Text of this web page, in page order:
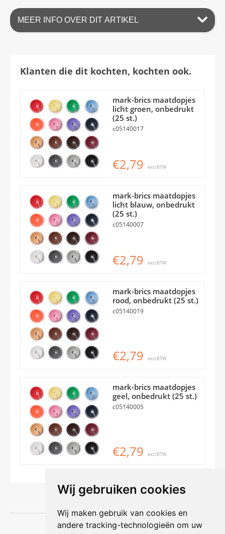
Wij gebruiken cookies
Wij maken gebruik van cookies en
andere tracking-technologieën om uw
MEER INFO OVER DIT ARTIKEL
Klanten die dit kochten, kochten ook.
mark-brics maatdopjes
licht groen, onbedrukt
(25 st.)
c05140017
€2,79 excl.BTW
mark-brics maatdopjes
licht blauw, onbedrukt
(25 st.)
c05140007
€2,79 excl.BTW
mark-brics maatdopjes
rood, onbedrukt (25 st.)
c05140019
€2,79 excl.BTW
mark-brics maatdopjes
geel, onbedrukt (25 st.)
c05140005
€2,79 excl.BTW